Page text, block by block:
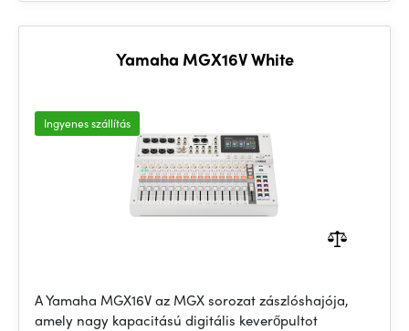
Yamaha MGX16V White
Ingyenes szállítás
A Yamaha MGX16V az MGX sorozat zászlóshajója,
amely nagy kapacitású digitális keverőpultot